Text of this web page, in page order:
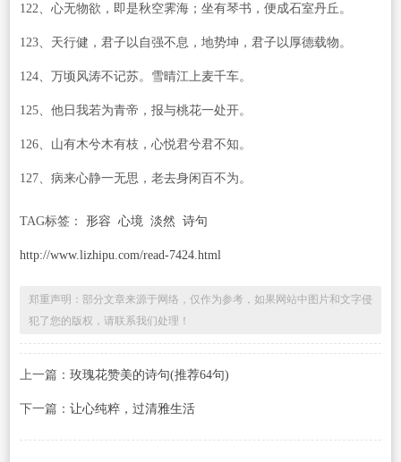
122、心无物欲，即是秋空霁海；坐有琴书，便成石室丹丘。
123、天行健，君子以自强不息，地势坤，君子以厚德载物。
124、万顷风涛不记苏。雪晴江上麦千车。
125、他日我若为青帝，报与桃花一处开。
126、山有木兮木有枝，心悦君兮君不知。
127、病来心静一无思，老去身闲百不为。
TAG标签： 形容 心境 淡然 诗句
http://www.lizhipu.com/read-7424.html
郑重声明：部分文章来源于网络，仅作为参考，如果网站中图片和文字侵
犯了您的版权，请联系我们处理！
上一篇： 玫瑰花赞美的诗句(推荐64句)
下一篇： 让心纯粹，过清雅生活